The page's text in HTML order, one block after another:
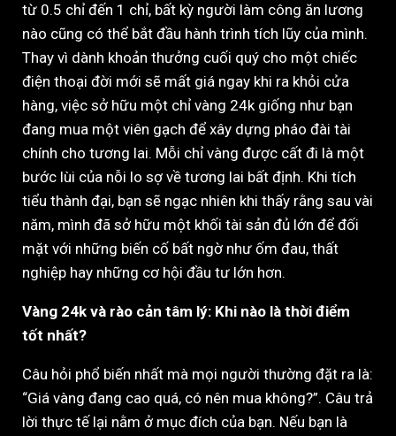
từ 0.5 chỉ đến 1 chỉ, bất kỳ người làm công ăn lương
nào cũng có thể bắt đầu hành trình tích lũy của mình.
Thay vì dành khoản thưởng cuối quý cho một chiếc
điện thoại đời mới sẽ mất giá ngay khi ra khỏi cửa
hàng, việc sở hữu một chỉ vàng 24k giống như bạn
đang mua một viên gạch để xây dựng pháo đài tài
chính cho tương lai. Mỗi chỉ vàng được cất đi là một
bước lùi của nỗi lo sợ về tương lai bất định. Khi tích
tiểu thành đại, bạn sẽ ngạc nhiên khi thấy rằng sau vài
năm, mình đã sở hữu một khối tài sản đủ lớn để đối
mặt với những biến cố bất ngờ như ốm đau, thất
nghiệp hay những cơ hội đầu tư lớn hơn.
Vàng 24k và rào cản tâm lý: Khi nào là thời điểm
tốt nhất?
Câu hỏi phổ biến nhất mà mọi người thường đặt ra là:
“Giá vàng đang cao quá, có nên mua không?”. Câu trả
lời thực tế lại nằm ở mục đích của bạn. Nếu bạn là